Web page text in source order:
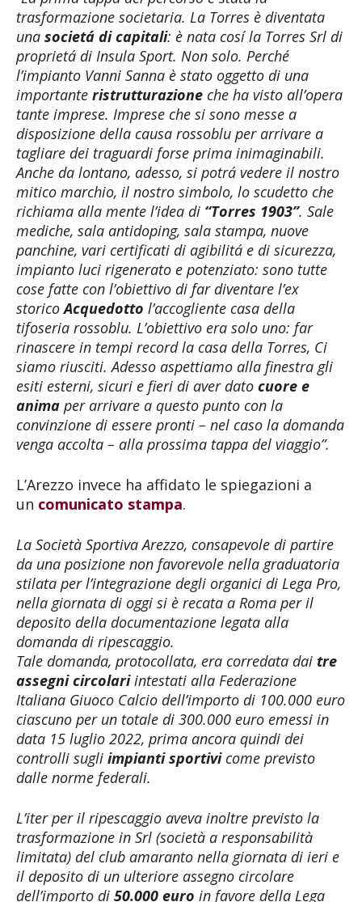
trasformazione societaria. La Torres è diventata
una societá di capitali: è nata cosí la Torres Srl di
proprietá di Insula Sport. Non solo. Perché
l’impianto Vanni Sanna è stato oggetto di una
importante ristrutturazione che ha visto all’opera
tante imprese. Imprese che si sono messe a
disposizione della causa rossoblu per arrivare a
tagliare dei traguardi forse prima inimaginabili.
Anche da lontano, adesso, si potrá vedere il nostro
mitico marchio, il nostro simbolo, lo scudetto che
richiama alla mente l’idea di “Torres 1903”. Sale
mediche, sala antidoping, sala stampa, nuove
panchine, vari certificati di agibilitá e di sicurezza,
impianto luci rigenerato e potenziato: sono tutte
cose fatte con l’obiettivo di far diventare l’ex
storicoAcquedotto l’accogliente casa della
tifoseria rossoblu. L’obiettivo era solo uno: far
rinascere in tempi record la casa della Torres, Ci
siamo riusciti. Adesso aspettiamo alla finestra gli
esiti esterni, sicuri e fieri di aver dato cuore e
anima per arrivare a questo punto con la
convinzione di essere pronti – nel caso la domanda
venga accolta – alla prossima tappa del viaggio”.
L’Arezzo invece ha affidato le spiegazioni a
un comunicato stampa.
La Società Sportiva Arezzo, consapevole di partire
da una posizione non favorevole nella graduatoria
stilata per l’integrazione degli organici di Lega Pro,
nella giornata di oggi si è recata a Roma per il
deposito della documentazione legata alla
domanda di ripescaggio.
Tale domanda, protocollata, era corredata dai tre
assegni circolariintestati alla Federazione
Italiana Giuoco Calcio dell’importo di 100.000 euro
ciascuno per un totale di 300.000 euro emessi in
data 15 luglio 2022, prima ancora quindi dei
controlli sugli impianti sportivicome previsto
dalle norme federali.
L’iter per il ripescaggio aveva inoltre previsto la
trasformazione in Srl (società a responsabilità
limitata) del club amaranto nella giornata di ieri e
il deposito di un ulteriore assegno circolare
dell’importo di 50.000 euro in favore della Lega